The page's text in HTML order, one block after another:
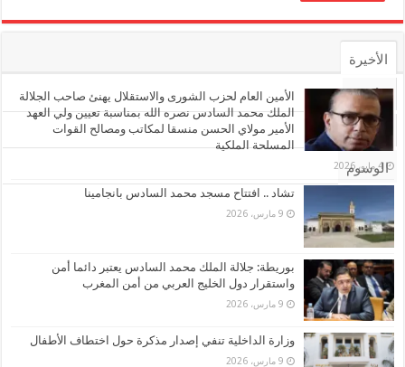
الأخيرة
الأشهر
تعليقات
الوسوم
الأمين العام لحزب الشورى والاستقلال يهنئ صاحب الجلالة
الملك محمد السادس نصره الله بمناسبة تعيين ولي العهد
الأمير مولاي الحسن منسقا لمكاتب ومصالح القوات
المسلحة الملكية
4 مايو، 2026
تشاد .. افتتاح مسجد محمد السادس بانجامينا
9 مارس، 2026
بوريطة: جلالة الملك محمد السادس يعتبر دائما أمن
واستقرار دول الخليج العربي من أمن المغرب
9 مارس، 2026
وزارة الداخلية تنفي إصدار مذكرة حول اختطاف الأطفال
9 مارس، 2026